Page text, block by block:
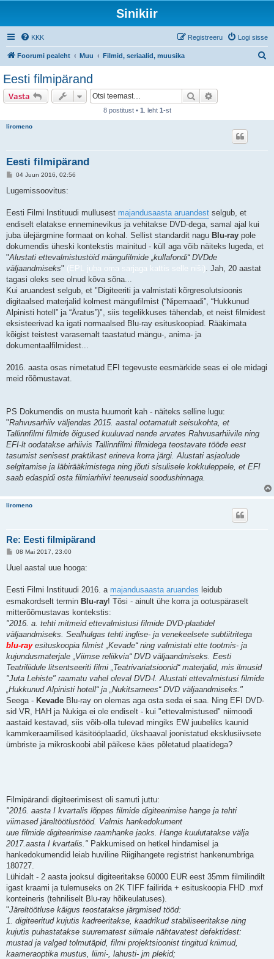
Sinikiir
KKK Logi sisse
Registreeru
Foorumi pealeht Muu Filmid, seriaalid, muusika
Eesti filmipärand
Vasta Otsi
8 postitust • 1 . leht 1-st
liromeno
Eesti filmipärand
P
s
t
s
04 Juun 2016, 02:56
Lugemissoovitus:
Eesti Filmi Instituudi mullusest majandusaasta aruandest selgub, et
endiselt elatakse enneminevikus ja vehitakse DVD-dega, samal ajal kui
juba ülejärgmine formaat on kohal. Sellist standardit nagu Blu-ray pole
dokumendis üheski kontekstis mainitud - küll aga võib näiteks lugeda, et
"Alustati ettevalmistustöid mängufilmide „kullafondi“ DVDde
väljaandmiseks" (EPL juba oma sarjaga kattis selle niši). Jah, 20 aastat
tagasi oleks see olnud kõva sõna...
Kui aruandest selgub, et "Digiteeriti ja valmistati kõrgresolutsioonis
digitaalsed materjalid kolmest mängufilmist (“Nipernaadi”, “Hukkunud
Alpinisti hotell” ja “Äratus”)", siis tegelikkuses tähendab, et neist filmidest
eksisteerivad ka igati normaalsed Blu-ray esituskoopiad. Rääkimata
kõigist teistest varasemalt taastatud mängu-, anima- ja
dokumentaalfilmidest...
2016. aasta osas nimetatud EFI tegevuste eesmärkide seas ei ole midagi
meid rõõmustavat.
PS Dokumendis on musta huumorit kah - näiteks selline lugu:
"Rahvusarhiiv väljendas 2015. aastal ootamatult seisukohta, et
Tallinnfilmi filmide õigused kuuluvad nende arvates Rahvusarhiivile ning
EFI-lt oodatakse arhiivis Tallinnfilmi filmidega teostavate tööde eest
tasumist senisest praktikast erineva korra järgi. Alustati asjaolude
selgitamise ja läbirääkimistega ning jõuti sisulisele kokkuleppele, et EFI
saab edaspidi osta filmiarhiivi teenuseid soodushinnaga.
liromeno
Re: Eesti filmipärand
P
s
t
s
08 Mai 2017, 23:00
Uuel aastal uue hooga:
Eesti Filmi Instituudi 2016. a majandusaasta aruandes leidub
esmakordselt termin Blu-ray! Tõsi - ainult ühe korra ja ootuspäraselt
mitterõõmustavas kontekstis:
"2016. a. tehti mitmeid ettevalmistusi filmide DVD-plaatidel
väljaandmiseks. Sealhulgas tehti inglise- ja venekeelsete subtiitritega
blu-rayesituskoopia filmist „Kevade“ ning valmistati ette tootmis- ja
kujundusmaterjale „Viimse reliikvia“ DVD väljaandmiseks. Eesti
Teatriliidule litsentseeriti filmi „Teatrivariatsioonid“ materjalid, mis ilmusid
"Juta Lehiste" raamatu vahel oleval DVD-l. Alustati ettevalmistusi filmide
„Hukkunud Alpinisti hotell“ ja „Nukitsamees“ DVD väljaandmiseks."
Seega - Kevade Blu-ray on olemas aga osta seda ei saa. Ning EFI DVD-
sid VR, HAH ja Nukiga ei ole endiselt - kui "ettevalmistused" niimoodi
aastaid kestavad, siis võib-olla tulevad mingiks EW juubeliks kaunid
kammkeraamilised käsitööplaadid, ükshaaval joonistatud eksklusiivsete
ümbriste ja mikroskoobi abil päikese käes põletatud plaatidega?
Filmipärandi digiteerimisest oli samuti juttu:
"2016. aasta I kvartalis lõppes filmide digiteerimise hange ja tehti
viimased järeltöötlustööd. Valmis hankedokument
uue filmide digiteerimise raamhanke jaoks. Hange kuulutatakse välja
2017.aasta I kvartalis." Pakkumised on hetkel hindamisel ja
hankedokumendid leiab huviline Riigihangete registrist hankenumbriga
180727.
Lühidalt - 2 aasta jooksul digiteeritakse 60000 EUR eest 35mm filmilindilt
igast kraami ja tulemuseks on 2K TIFF failirida + esituskoopia FHD .mxf
konteineris (tehniliselt Blu-ray hõikeulatuses).
"Järeltöötluse käigus teostatakse järgmised tööd:
1. digiteeritud kujutis kadreeritakse, kaadrikud stabiliseeritakse ning
kujutis puhastatakse suurematest silmale nähtavatest defektidest:
mustad ja valged tolmutäpid, filmi projektsioonist tingitud kriimud,
kaameraoptika mustus, liimi-, lahusti- jm plekid;